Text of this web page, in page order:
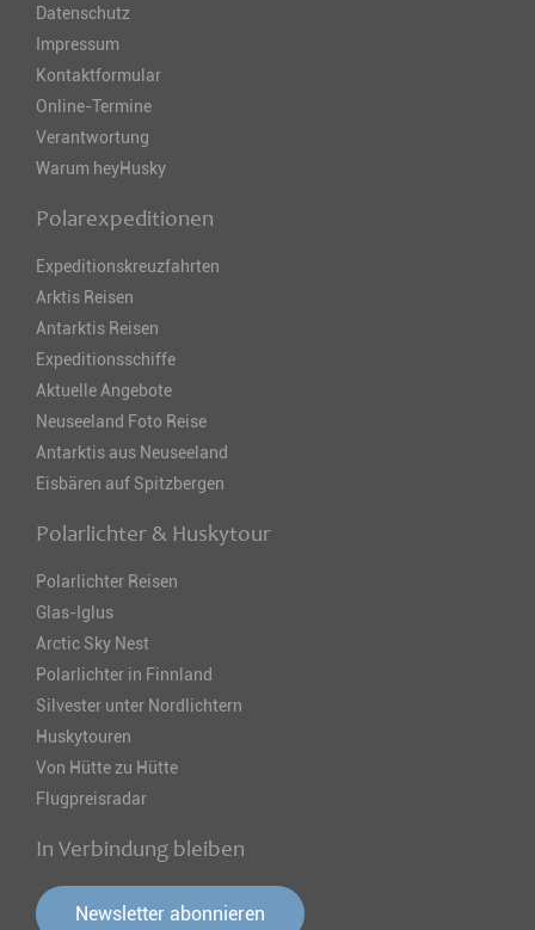
Datenschutz
Impressum
Kontaktformular
Online-Termine
Verantwortung
Warum heyHusky
Polarexpeditionen
Expeditionskreuzfahrten
Arktis Reisen
Antarktis Reisen
Expeditionsschiffe
Aktuelle Angebote
Neuseeland Foto Reise
Antarktis aus Neuseeland
Eisbären auf Spitzbergen
Polarlichter & Huskytour
Polarlichter Reisen
Glas-Iglus
Arctic Sky Nest
Polarlichter in Finnland
Silvester unter Nordlichtern
Huskytouren
Von Hütte zu Hütte
Flugpreisradar
In Verbindung bleiben
Newsletter abonnieren